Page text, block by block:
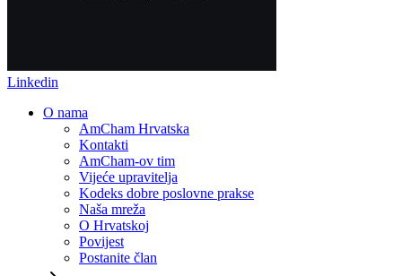
Linkedin
O nama
AmCham Hrvatska
Kontakti
AmCham-ov tim
Vijeće upravitelja
Kodeks dobre poslovne prakse
Naša mreža
O Hrvatskoj
Povijest
Postanite član